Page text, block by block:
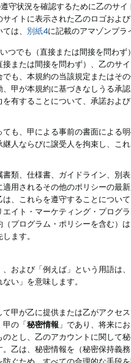
守状況を確認するために乙のサ
イトに表示された乙のロゴおよ
は、 別紙4に記載のアマゾンプ
つでも（直接または間接を問わ
または間接を問わず）、乙のサ
も、本規約の当該規定またはそ
甲が本規約に基づきなしうる承
有することについて、承諾およ
も、甲による事前の書面による
人ならびに譲受人を拘束し、こ
類、仕様書、ガイドライン、別
用されるその他のポリシーの最
は、これらを遵守することにつ
イト・マーケティング・プログ
プログラム・ポリシーを含む）
ます。
および「例えば」という用語は
い」を意味します。
甲が乙に提供または乙がアクセ
甲の「秘密情報 」であり、将来に
とし、乙のアカウントに関して
乙は、秘密情報を（秘密保持義